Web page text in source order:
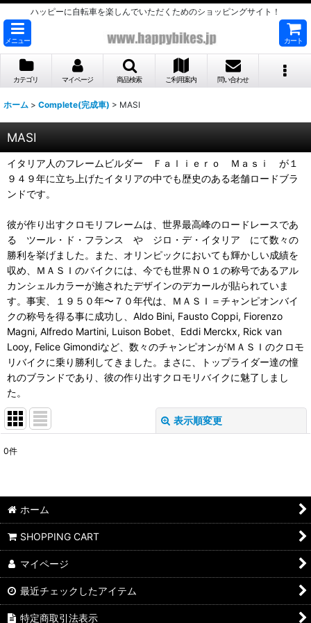
ハッピーに自転車を楽しんでいただくためのショッピングサイト！
メニュー カート
カテゴリ マイページ 商品検索 ご利用案内 問い合わせ
ホーム > Complete(完成車) > MASI
MASI
イタリア人のフレームビルダー Ｆａｌｉｅｒｏ Ｍａｓｉ が１
９４９年に立ち上げたイタリアの中でも歴史のある老舗ロードブラ
ンドです。
彼が作り出すクロモリフレームは、世界最高峰のロードレースであ
る ツール・ド・フランス や ジロ・デ・イタリア にて数々の
勝利を挙げました。また、オリンピックにおいても輝かしい成績を
収め、ＭＡＳＩのバイクには、今でも世界ＮＯ１の称号であるアル
カンシェルカラーが施されたデザインのデカールが貼られていま
す。事実、１９５０年〜７０年代は、ＭＡＳＩ＝チャンピオンバイ
クの称号を得る事に成功し、Aldo Bini, Fausto Coppi, Fiorenzo
Magni, Alfredo Martini, Luison Bobet、Eddi Merckx, Rick van
Looy, Felice Gimondiなど、数々のチャンピオンがＭＡＳＩのクロモ
リバイクに乗り勝利してきました。まさに、トップライダー達の憧
れのブランドであり、彼の作り出すクロモリバイクに魅了しまし
た。
表示順変更
並び順:
0件
ホーム
SHOPPING CART
マイページ
最近チェックしたアイテム
特定商取引法表示